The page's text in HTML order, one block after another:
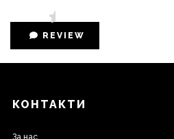
REVIEW
КОНТАКТИ
За нас